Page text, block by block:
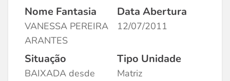
Nome Fantasia
VANESSA PEREIRA
ARANTES
Data Abertura
12/07/2011
Situação
BAIXADA desde
Tipo Unidade
Matriz